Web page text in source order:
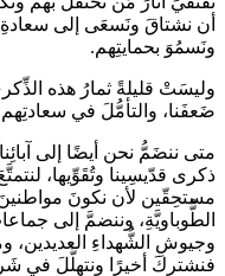
أن نشتاقَ ونَسعَى إلى
ونَسمُوَ بحمايتِهم.
وليسَتْ قليلةً ثمارُ هذه
ضَعفَنا، والتأمُّلَ في سعادتِهم
متى ننضَمُّ نحن أيضًا إلى
ذكرى قدّيسِينا وتُقَوِّيها،
مستحِقّين لأن نكونَ
الطُّوباويَّةِ، وننضمَّ إلى
وجيوشِ الشُّهداءِ العديدين،
فنشتركَ أخيرًا ونتهلَّلَ في